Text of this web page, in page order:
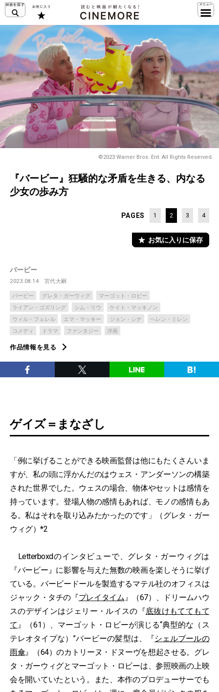
©2023 Warner Bros. Ent. All Rights Reserved.
『バービー』狂騒的な矛盾を生きる、内なる
少女の歩み方
PAGES 1 2 3 4
お気に入りに保存
バービー
2023.08.14 宮代大嗣
バービー グレタ・ガーウィグ
マーゴット・ロビー
ライアン・ゴズリング
シム・リウ
ケイト・マッキノン
ウィル・フェレル
エマ・マッキー ジョン・シナ
ヘレン・ミレン
コメディ
ドラマ ファンタジー 洋画
作品情報を見る
ゲイズ＝まなざし
「例に挙げることができる映画監督は他にもたくさんいま
すが、私の頭に浮かんだのはウェス・アンダーソンの構築
された世界でした。ウェスの場合、物体やセットは感情を
持っています。登場人物の感情もあれば、モノの感情もあ
る。私はそれを取り込みたかったのです」（グレタ・ガー
ウィグ）*2
Letterboxdのインタビューで、グレタ・ガーウィグは
『バービー』に影響を与えた無数の映画を楽しそうに挙げ
ている。バービードールを製造するマテル社のオフィスは
ジャック・タチの『プレイタイム』（67）、ドリームハウ
スのデザインはジェリー・ルイスの『底抜けもててもて
て 』（61）、マーゴット・ロビーが演じる“典型的な（ス
テレオタイプな）”バービーの髪型は、『シェルブールの
雨傘』（64）のカトリーヌ・ドヌーヴを想起させる。グレ
タ・ガーウィグとマーゴット・ロビーは、参照映画の上映
会を開いていたという。また、本作のプロデューサーでも